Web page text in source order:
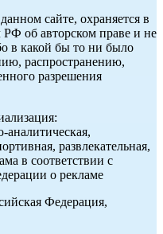
сайте, охраняется в
РФ об авторском праве и не
в какой бы то ни было
распространению,
разрешения
развлекательная,
в соответствии с
о рекламе
Федерация,